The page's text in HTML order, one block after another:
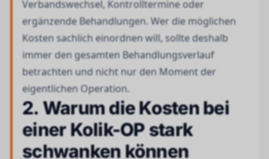
Verbandswechsel, Kontrolltermine oder
ergänzende Behandlungen. Wer die möglichen
Kosten sachlich einordnen will, sollte deshalb
immer den gesamten Behandlungsverlauf
betrachten und nicht nur den Moment der
eigentlichen Operation.
2. Warum die Kosten bei
einer Kolik-OP stark
schwanken können